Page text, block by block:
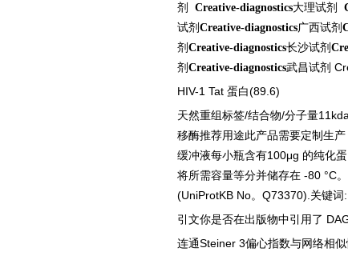
剂
Creative-diagnostics大理试剂
试剂 Creative-diagnostics广西试剂
剂 Creative-diagnostics长沙试剂
剂 Creative-diagnostics武昌试剂
HIV-1 Tat 蛋白(89.6)
天然重组标签/结合物/分子量
移酶推荐用途此产品需要定制生
缓冲液每小瓶含有100μg 的纯化
将所需容量等分并储存在 -80 °C
(UniProtKB No。 Q73370). 关键词
引文你是否在出版物中引用了
连通Steiner 3偏心指数与网络相